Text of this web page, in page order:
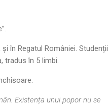
în Regatul României. Studenții
tradus în 5 limbi.
Existența unui popor nu se